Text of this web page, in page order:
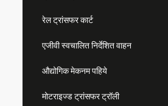
रेल ट्रांसफर कार्ट
एजीवी स्वचालित निर्देशित वाहन
औद्योगिक मेकनम पहिये
मोटराइज्ड ट्रांसफर ट्रॉली